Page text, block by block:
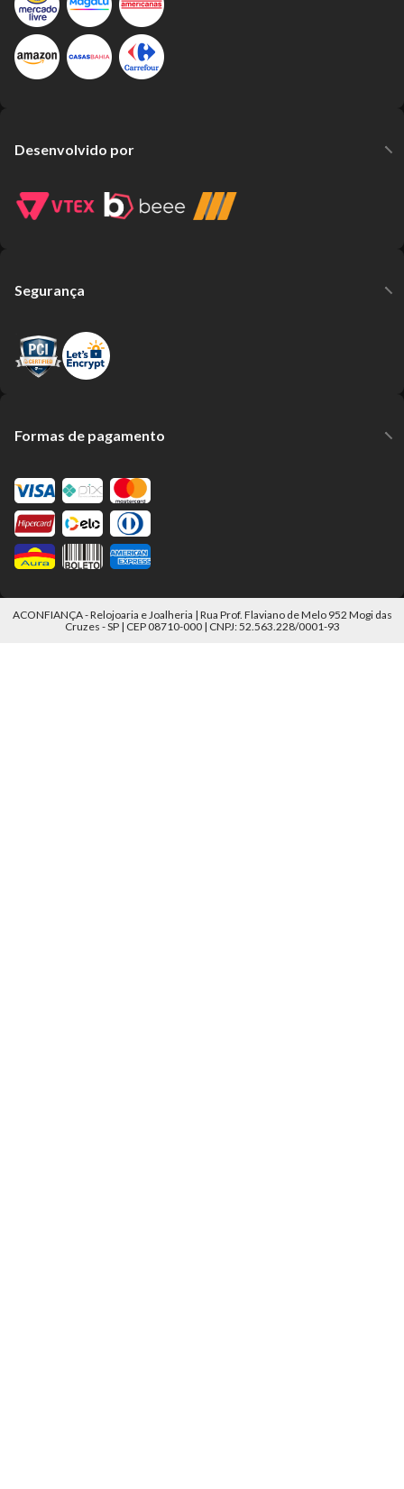
Desenvolvido por
Segurança
Formas de pagamento
ACONFIANÇA - Relojoaria e Joalheria | Rua Prof. Flaviano de Melo 952 Mogi das
Cruzes - SP | CEP 08710-000 | CNPJ: 52.563.228/0001-93